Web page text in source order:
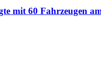
mit 60 Fahrzeugen